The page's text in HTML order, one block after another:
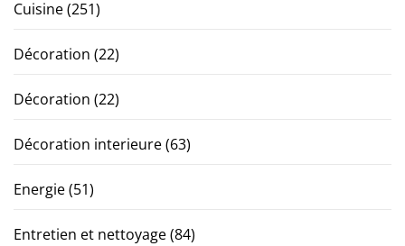
Cuisine(251)
Décoration (22)
Décoration (22)
Décoration interieure(63)
Energie(51)
Entretien et nettoyage(84)